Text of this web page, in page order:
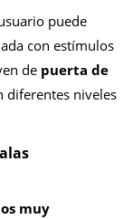
puede
con estímulos
de puerta de
diferentes niveles
muy